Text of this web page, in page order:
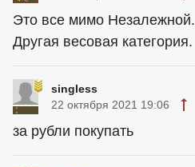
Это все мимо Незалежной.
Другая весовая категория.
singless
22 октября 2021 19:06
за рубли покупать